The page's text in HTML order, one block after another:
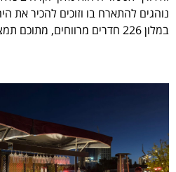
נוהגים להתארח בו וזוכים להכיר את
במלון 226 חדרים מרווחים, מתוכם תמצאו 29 סוויטות מפוארות.